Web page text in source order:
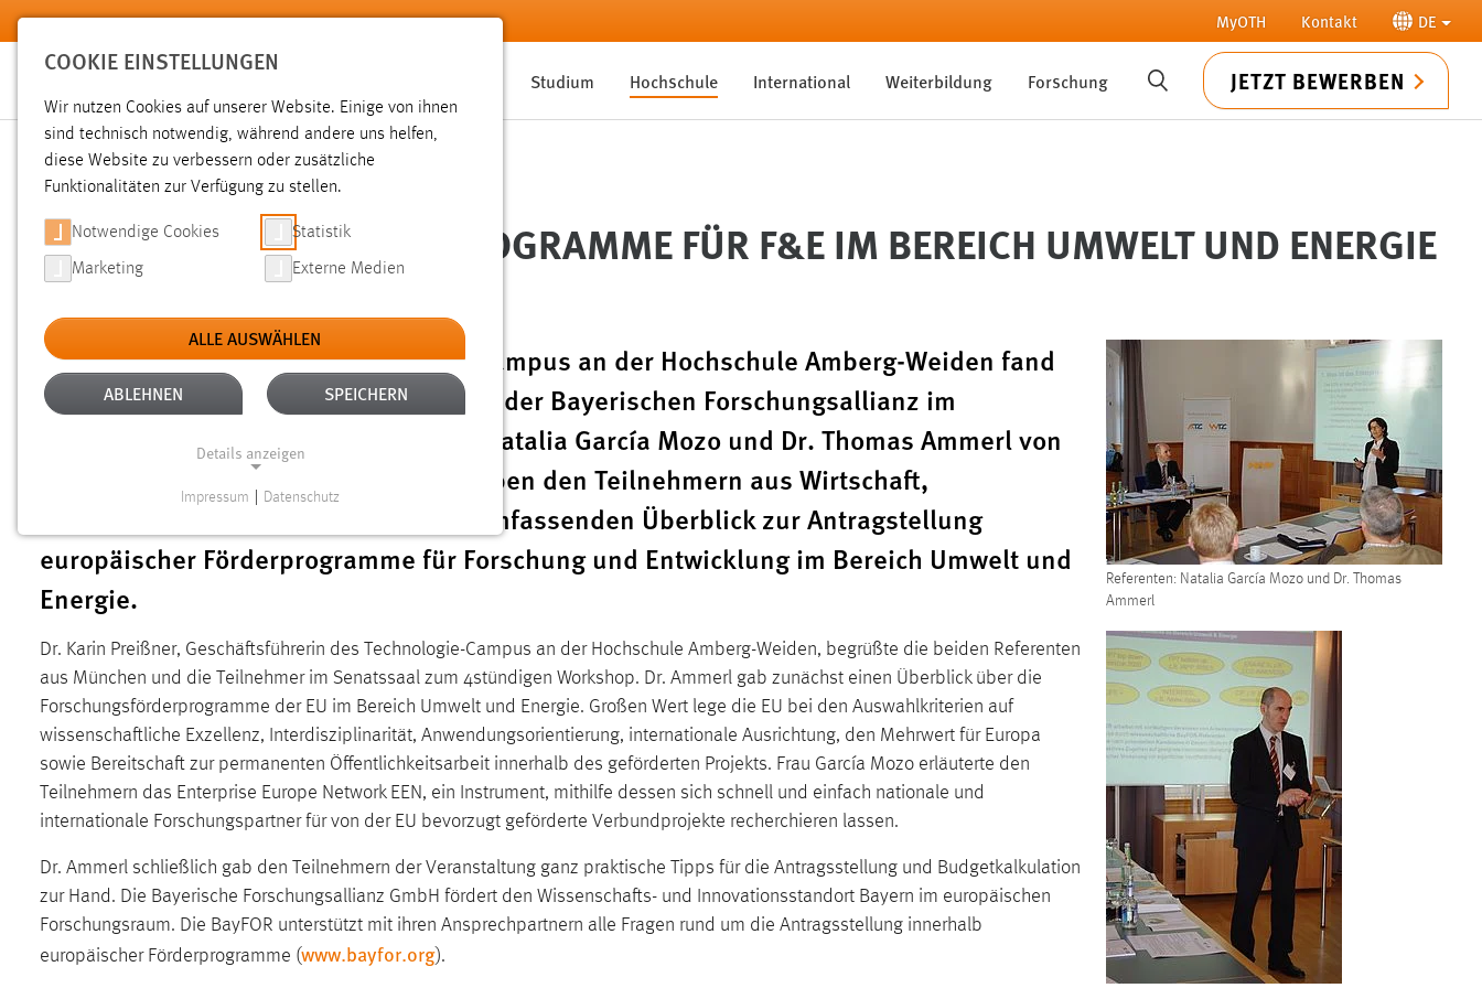
Zum Hauptinhalt springen MyOTH Kontakt DE
Studium Hochschule International Weiterbildung Forschung SUCHE JETZT BEWERBEN
Sie sind hier:
Hochschule Aktuelles News der OTH Amberg-Weiden
EUROPÄISCHE FÖRDERPROGRAMME FÜR F&E IM BEREICH UMWELT UND ENERGIE
04.05.2012
Referenten: Natalia García Mozo und Dr. Thomas
Ammerl
In Kooperation mit dem Technologie-Campus an der Hochschule Amberg-Weiden fand
am 3. Mai 2012 ein Trainingsworkshop der Bayerischen Forschungsallianz im
Senatssaal der HAW in Amberg statt. Natalia García Mozo und Dr. Thomas Ammerl von
der Bayerischen Forschungsallianz gaben den Teilnehmern aus Wirtschaft,
Wissenschaft und Kommunen einen umfassenden Überblick zur Antragstellung
europäischer Förderprogramme für Forschung und Entwicklung im Bereich Umwelt und
Energie.
Dr. Karin Preißner, Geschäftsführerin des Technologie-Campus an der Hochschule Amberg-Weiden, begrüßte die beiden Referenten
aus München und die Teilnehmer im Senatssaal zum 4stündigen Workshop. Dr. Ammerl gab zunächst einen Überblick über die
Forschungsförderprogramme der EU im Bereich Umwelt und Energie. Großen Wert lege die EU bei den Auswahlkriterien auf
wissenschaftliche Exzellenz, Interdisziplinarität, Anwendungsorientierung, internationale Ausrichtung, den Mehrwert für Europa
sowie Bereitschaft zur permanenten Öffentlichkeitsarbeit innerhalb des geförderten Projekts. Frau García Mozo erläuterte den
Teilnehmern das Enterprise Europe Network EEN, ein Instrument, mithilfe dessen sich schnell und einfach nationale und
internationale Forschungspartner für von der EU bevorzugt geförderte Verbundprojekte recherchieren lassen.
Dr. Ammerl schließlich gab den Teilnehmern der Veranstaltung ganz praktische Tipps für die Antragsstellung und Budgetkalkulation
zur Hand. Die Bayerische Forschungsallianz GmbH fördert den Wissenschafts- und Innovationsstandort Bayern im europäischen
Forschungsraum. Die BayFOR unterstützt mit ihren Ansprechpartnern alle Fragen rund um die Antragsstellung innerhalb
europäischer Förderprogramme (www.bayfor.org).
COOKIE EINSTELLUNGEN
Wir nutzen Cookies auf unserer Website. Einige von ihnen
sind technisch notwendig, während andere uns helfen,
diese Website zu verbessern oder zusätzliche
Funktionalitäten zur Verfügung zu stellen.
Notwendige Cookies Statistik
Marketing Externe Medien
ALLE AUSWÄHLEN
ABLEHNEN SPEICHERN
Details anzeigen
Notwendige Cookies ermöglichen grundlegende
Funktionen und sind für die einwandfreie Funktion der
Website erforderlich.
Einverständnis
Name: cookie_consent
Zweck:
Dieser Cookie speichert die
ausgewählten Einverständnis-Optionen
des Benutzers
Cookie Laufzeit: 1 Jahr
Performance
Name:
Impressum Datenschutz